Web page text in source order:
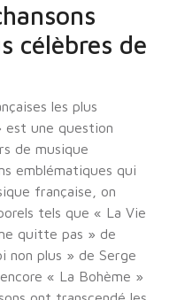
célèbres de
les plus
est une question
de musique
emblématiques qui
française, on
tels que « La Vie
quitte pas » de
non plus » de Serge
« La Bohème »